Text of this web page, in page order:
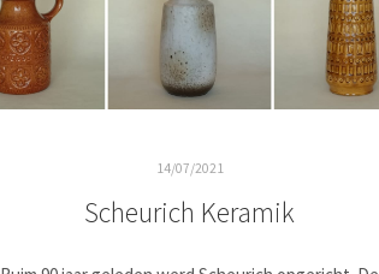
14/07/2021
Scheurich Keramik